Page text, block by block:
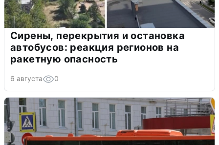
Сирены, перекрытия и остановка
автобусов: реакция регионов на
ракетную опасность
6 августа 0